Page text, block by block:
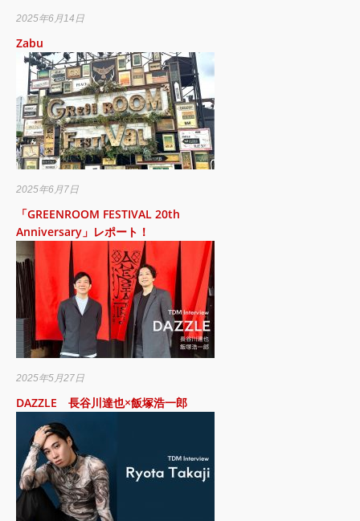
2025年6月14日
Zabu
2025年6月7日
「GREENROOM FESTIVAL 20th
Anniversary」レポート！
2025年5月27日
DAZZLE 長谷川達也×飯塚浩一郎